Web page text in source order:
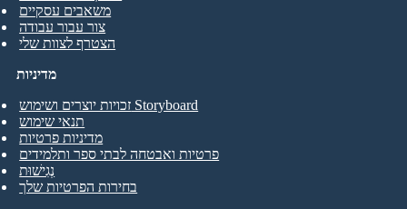
משאבים עסקיים
צור עבור עבודה
הצטרף לצוות שלי
מדיניות
זכויות יוצרים ושימוש Storyboard
תנאי שימוש
מדיניות פרטיות
פרטיות ואבטחה לבתי ספר ותלמידים
נְגִישׁוּת
בחירות הפרטיות שלך